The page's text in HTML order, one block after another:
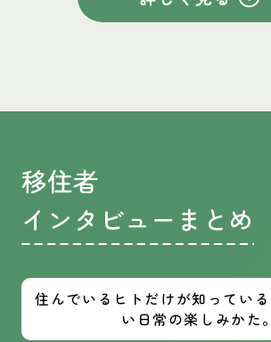
移住者
インタビューまとめ
住んでいるヒトだけが知ってい
い日常の楽しみかた。